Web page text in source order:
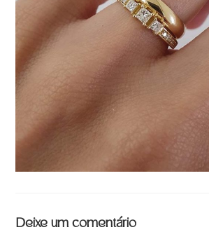
Deixe um comentário